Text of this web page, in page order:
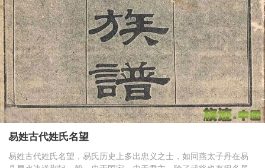
易姓古代姓氏名望
易姓古代姓氏名望，易氏历史上多出忠义之士，如同燕太子丹在易